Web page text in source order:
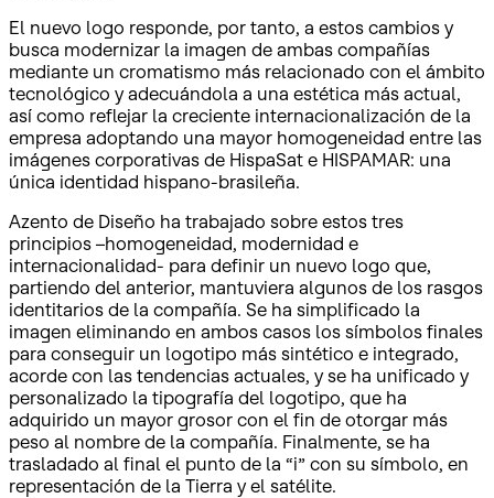
El nuevo logo responde, por tanto, a estos cambios y
busca modernizar la imagen de ambas compañías
mediante un cromatismo más relacionado con el ámbito
tecnológico y adecuándola a una estética más actual,
así como reflejar la creciente internacionalización de la
empresa adoptando una mayor homogeneidad entre las
imágenes corporativas de HispaSat e HISPAMAR: una
única identidad hispano-brasileña.
Azento de Diseño ha trabajado sobre estos tres
principios –homogeneidad, modernidad e
internacionalidad- para definir un nuevo logo que,
partiendo del anterior, mantuviera algunos de los rasgos
identitarios de la compañía. Se ha simplificado la
imagen eliminando en ambos casos los símbolos finales
para conseguir un logotipo más sintético e integrado,
acorde con las tendencias actuales, y se ha unificado y
personalizado la tipografía del logotipo, que ha
adquirido un mayor grosor con el fin de otorgar más
peso al nombre de la compañía. Finalmente, se ha
trasladado al final el punto de la “i” con su símbolo, en
representación de la Tierra y el satélite.